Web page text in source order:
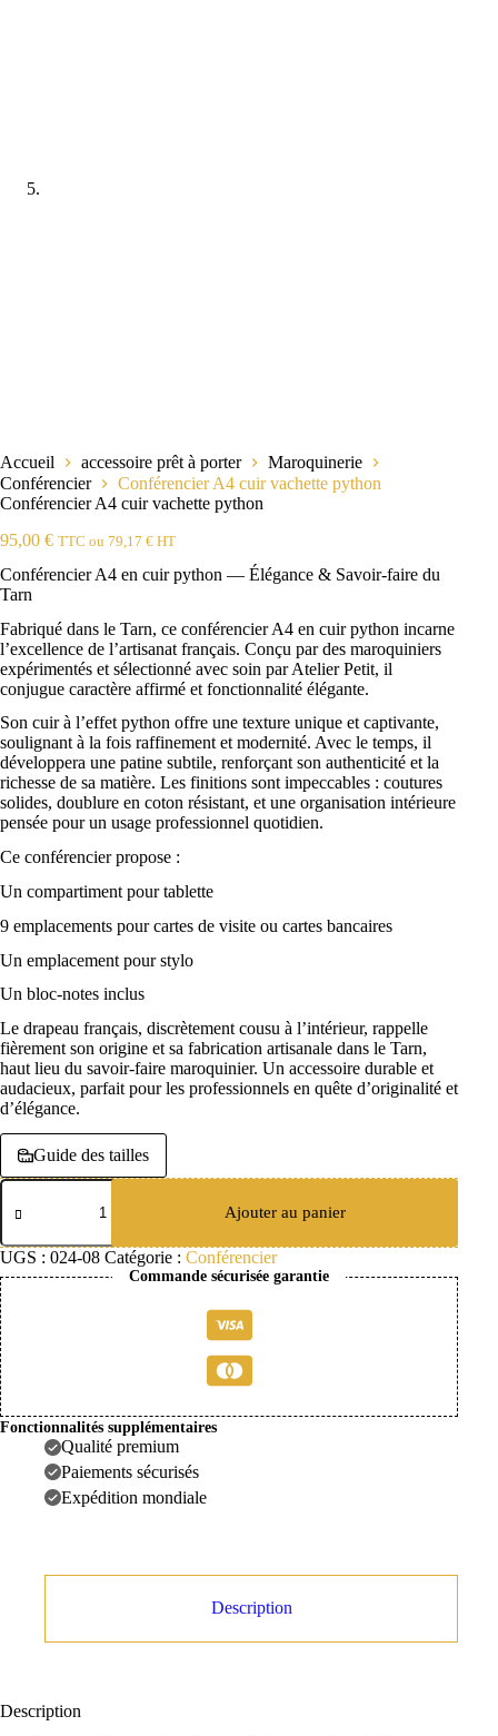
Accueil accessoire prêt à porter
Maroquinerie
Conférencier
Conférencier A4 cuir vachette python
Conférencier A4 cuir vachette python
95,00 € TTC ou 79,17 € HT
Conférencier A4 en cuir python — Élégance & Savoir-faire du
Tarn
Fabriqué dans le Tarn, ce conférencier A4 en cuir python incarne
l’excellence de l’artisanat français. Conçu par des maroquiniers
expérimentés et sélectionné avec soin par Atelier Petit, il
conjugue caractère affirmé et fonctionnalité élégante.
Son cuir à l’effet python offre une texture unique et captivante,
soulignant à la fois raffinement et modernité. Avec le temps, il
développera une patine subtile, renforçant son authenticité et la
richesse de sa matière. Les finitions sont impeccables : coutures
solides, doublure en coton résistant, et une organisation intérieure
pensée pour un usage professionnel quotidien.
Ce conférencier propose :
Un compartiment pour tablette
9 emplacements pour cartes de visite ou cartes bancaires
Un emplacement pour stylo
Un bloc-notes inclus
Le drapeau français, discrètement cousu à l’intérieur, rappelle
fièrement son origine et sa fabrication artisanale dans le Tarn,
haut lieu du savoir-faire maroquinier. Un accessoire durable et
audacieux, parfait pour les professionnels en quête d’originalité et
d’élégance.
Guide des tailles
quantité
Conférencier
A4
cuir
vachette
python
Ajouter au panier
UGS : 024-08 Catégorie : Conférencier
Commande sécurisée garantie
Fonctionnalités supplémentaires
Qualité premium
Paiements sécurisés
Expédition mondiale
Description
Description